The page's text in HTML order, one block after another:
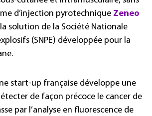
d’injection pyrotechnique Zeneo
solution de la Société Nationale
(SNPE) développée pour la
start-up française développe une
de façon précoce le cancer de
par l’analyse en fluorescence de